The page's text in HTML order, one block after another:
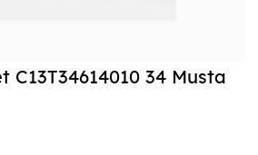
C13T34614010 34 Musta